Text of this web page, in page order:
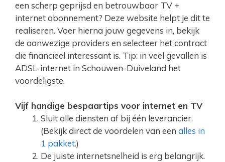
een scherp geprijsd en betrouwbaar TV +
internet abonnement? Deze website helpt je dit te
realiseren. Voer hierna jouw gegevens in, bekijk
de aanwezige providers en selecteer het contract
die financieel interessant is. Tip: in veel gevallen is
ADSL-internet in Schouwen-Duiveland het
voordeligste.
Vijf handige bespaartips voor internet en TV
Sluit alle diensten af bij één leverancier.
(Bekijk direct de voordelen van een alles in
1 pakket.)
De juiste internetsnelheid is erg belangrijk.